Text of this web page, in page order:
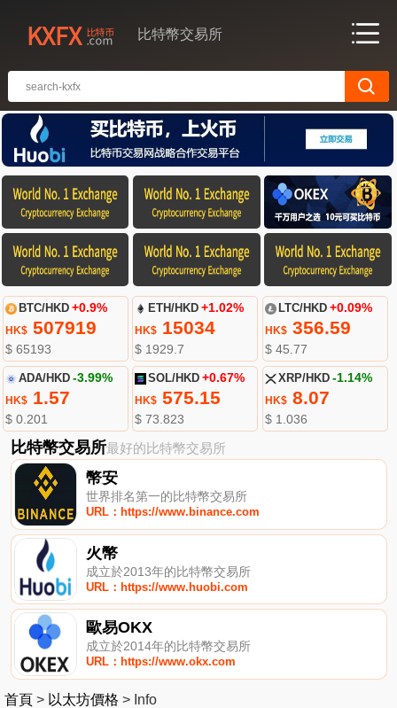
比特幣交易所
BTC/HKD +0.9%
HK$507919
$ 65193
ETH/HKD +1.02%
HK$ 15034
$ 1929.7
LTC/HKD +0.09%
HK$356.59
$ 45.77
ADA/HKD -3.99%
HK$1.57
$ 0.201
SOL/HKD +0.67%
HK$ 575.15
$ 73.823
XRP/HKD -1.14%
HK$8.07
$ 1.036
比特幣交易所最好的比特幣交易所
幣安
世界排名第一的比特幣交易所
URL：https://www.binance.com
火幣
成立於2013年的比特幣交易所
URL：https://www.huobi.com
歐易OKX
成立於2014年的比特幣交易所
URL：https://www.okx.com
首頁 > 以太坊價格 > Info